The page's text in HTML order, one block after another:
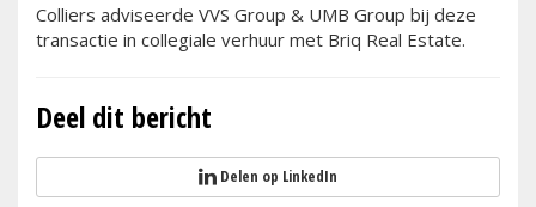
Colliers adviseerde VVS Group & UMB Group bij deze
transactie in collegiale verhuur met Briq Real Estate.
Deel dit bericht
Delen op LinkedIn